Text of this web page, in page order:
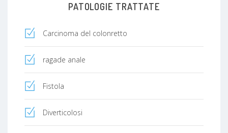
PATOLOGIE TRATTATE
Carcinoma del colonretto
ragade anale
Fistola
Diverticolosi